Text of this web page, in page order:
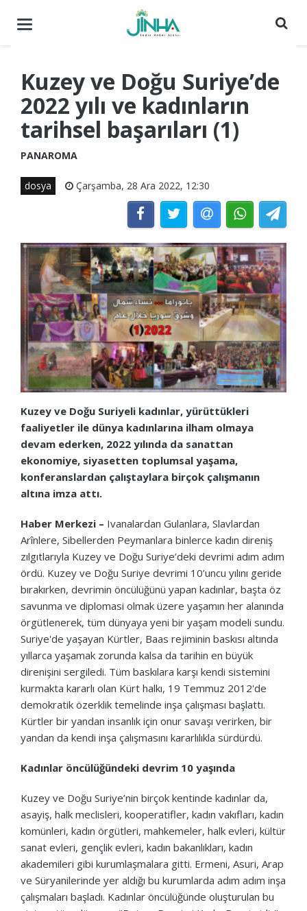
Menüyü
Kuzey ve Doğu Suriye’de
2022 yılı ve kadınların
tarihsel başarıları (1)
PANAROMA
dosya Çarşamba, 28 Ara 2022, 12:30
Kuzey ve Doğu Suriyeli kadınlar, yürüttükleri
faaliyetler ile dünya kadınlarına ilham olmaya
devam ederken, 2022 yılında da sanattan
ekonomiye, siyasetten toplumsal yaşama,
konferanslardan çalıştaylara birçok çalışmanın
altına imza attı.
Haber Merkezi – Ivanalardan Gulanlara, Slavlardan
Arînlere, Sibellerden Peymanlara binlerce kadın direniş
zılgıtlarıyla Kuzey ve Doğu Suriye’deki devrimi adım adım
ördü. Kuzey ve Doğu Suriye devrimi 10’uncu yılını geride
bırakırken, devrimin öncülüğünü yapan kadınlar, başta öz
savunma ve diplomasi olmak üzere yaşamın her alanında
örgütlenerek, tüm dünyaya yeni bir yaşam modeli sundu.
Suriye'de yaşayan Kürtler, Baas rejiminin baskısı altında
yıllarca yaşamak zorunda kalsa da tarihin en büyük
direnişini sergiledi. Tüm baskılara karşı kendi sistemini
kurmakta kararlı olan Kürt halkı, 19 Temmuz 2012'de
demokratik özerklik temelinde inşa çalışması başlattı.
Kürtler bir yandan insanlık için onur savaşı verirken, bir
yandan da kendi inşa çalışmasını kararlılıkla sürdürdü.
Kadınlar öncülüğündeki devrim 10 yaşında
Kuzey ve Doğu Suriye’nin birçok kentinde kadınlar da,
asayiş, halk meclisleri, kooperatifler, kadın vakıfları, kadın
komünleri, kadın örgütleri, mahkemeler, halk evleri, kültür
sanat evleri, gençlik evleri, kadın bakanlıkları, kadın
akademileri gibi kurumlaşmalara gitti. Ermeni, Asuri, Arap
ve Süryanilerinde yer aldığı bu kurumlarda adım adım inşa
çalışmaları başladı. Kadınlar öncülüğünde oluşturulan bu